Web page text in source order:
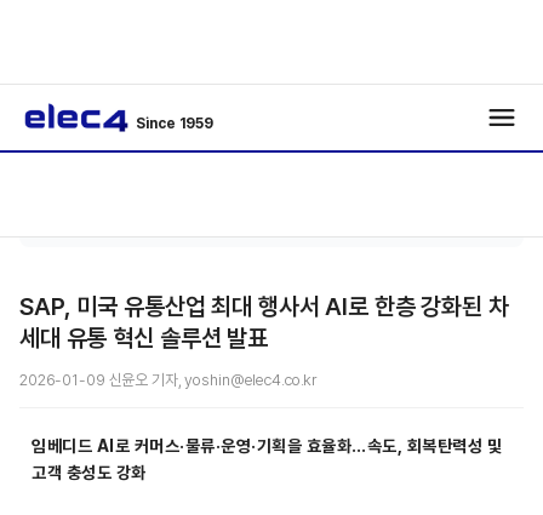
Since 1959
SAP, 미국 유통산업 최대 행사서 AI로 한층 강화된 차
세대 유통 혁신 솔루션 발표
2026-01-09 신윤오 기자, yoshin@elec4.co.kr
임베디드 AI로 커머스·물류·운영·기획을 효율화…속도, 회복탄력성 및
고객 충성도 강화